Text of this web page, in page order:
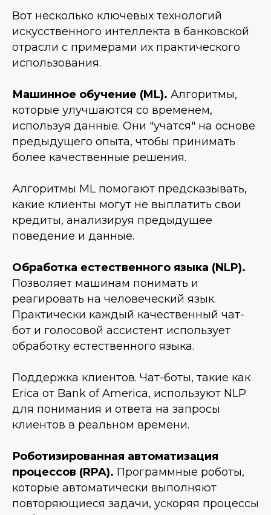
Вот несколько ключевых технологий
искусственного интеллекта в банковской
отрасли с примерами их практического
использования.
Машинное обучение (ML). Алгоритмы,
которые улучшаются со временем,
используя данные. Они "учатся" на основе
предыдущего опыта, чтобы принимать
более качественные решения.
Алгоритмы ML помогают предсказывать,
какие клиенты могут не выплатить свои
кредиты, анализируя предыдущее
поведение и данные.
Обработка естественного языка (NLP).
Позволяет машинам понимать и
реагировать на человеческий язык.
Практически каждый качественный чат-
бот и голосовой ассистент использует
обработку естественного языка.
Поддержка клиентов. Чат-боты, такие как
Erica от Bank of America, используют NLP
для понимания и ответа на запросы
клиентов в реальном времени.
Роботизированная автоматизация
процессов (RPA). Программные роботы,
которые автоматически выполняют
повторяющиеся задачи, ускоряя процессы